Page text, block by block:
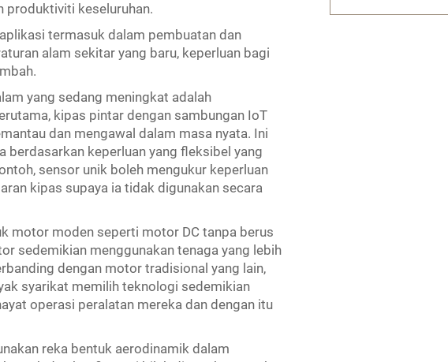
produktiviti keseluruhan.
termasuk dalam pembuatan dan
alam sekitar yang baru, keperluan bagi
yang sedang meningkat adalah
kipas pintar dengan sambungan IoT
dan mengawal dalam masa nyata. Ini
berdasarkan keperluan yang fleksibel yang
sensor unik boleh mengukur keperluan
kipas supaya ia tidak digunakan secara
motor moden seperti motor DC tanpa berus
sedemikian menggunakan tenaga yang lebih
dengan motor tradisional yang lain,
syarikat memilih teknologi sedemikian
operasi peralatan mereka dan dengan itu
reka bentuk aerodinamik dalam